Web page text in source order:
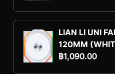
LIAN LI UNI
120MM
฿1,090.00